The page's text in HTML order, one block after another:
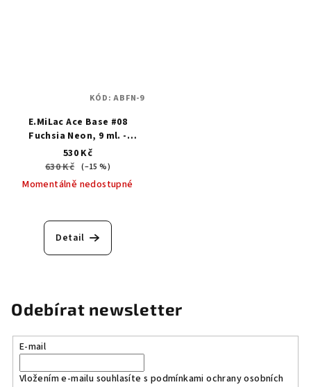
E.MiLac Ace Base #08
Fuchsia Neon, 9 ml. -
Podkladová barevná
základní báze
530 Kč
630 Kč (–15 %)
Momentálně nedostupné
Detail
KÓD:ABFN-9
Odebírat newsletter
E-mail
Vložením e-mailu souhlasíte s podmínkami ochrany osobních